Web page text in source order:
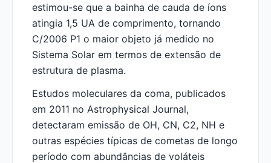
estimou-se que a bainha de cauda de íons
atingia 1,5 UA de comprimento, tornando
C/2006 P1 o maior objeto já medido no
Sistema Solar em termos de extensão de
estrutura de plasma.
Estudos moleculares da coma, publicados
em 2011 no Astrophysical Journal,
detectaram emissão de OH, CN, C2, NH e
outras espécies típicas de cometas de longo
período com abundâncias de voláteis